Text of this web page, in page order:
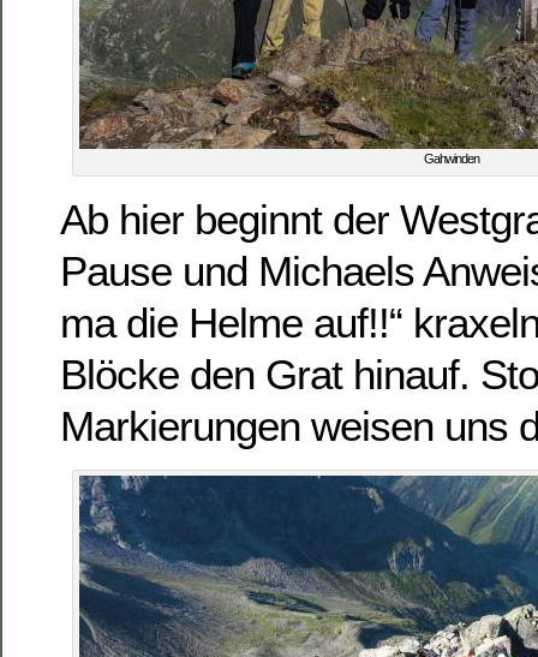
Gahwinden
Ab hier beginnt der
Pause und Michaels
ma die Helme auf!!“
Blöcke den Grat hinauf.
Markierungen weisen uns